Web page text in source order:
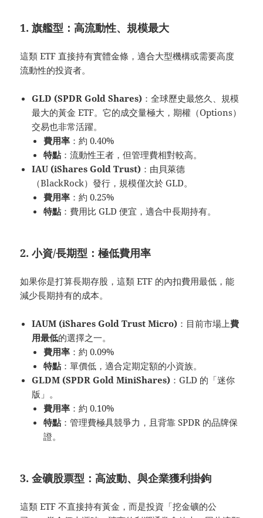
1. 旗艦型：高流動性、規模最大
這類 ETF 直接持有實體金條，適合大型機構或需要高度
流動性的投資者。
GLD (SPDR Gold Shares) ：全球歷史最悠久、規模
最大的黃金 ETF。它的成交量極大，期權（Options）
交易也非常活躍。
費用率 ：約 0.40%
特點 ：流動性王者，但管理費相對較高。
IAU (iShares Gold Trust) ：由貝萊德
（BlackRock）發行，規模僅次於 GLD。
費用率 ：約 0.25%
特點 ：費用比 GLD 便宜，適合中長期持有。
2. 小資/長期型：極低費用率
如果你是打算長期存股，這類 ETF 的內扣費用最低，能
減少長期持有的成本。
IAUM (iShares Gold Trust Micro) ：目前市場上費
用最低的選擇之一。
費用率 ：約 0.09%
特點 ：單價低，適合定期定額的小資族。
GLDM (SPDR Gold MiniShares) ：GLD 的「迷你
版」。
費用率 ：約 0.10%
特點 ：管理費極具競爭力，且背靠 SPDR 的品牌保
證。
3. 金礦股票型：高波動、與企業獲利掛鉤
這類 ETF 不直接持有黃金，而是投資「挖金礦的公